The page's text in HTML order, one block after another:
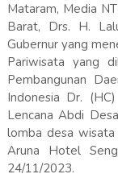
Mataram, Media
Barat, Drs. H.
Gubernur yang
Pariwisata yang
Pembangunan
Indonesia Dr.
Lencana Abdi
lomba desa
Aruna Hotel
24/11/2023.